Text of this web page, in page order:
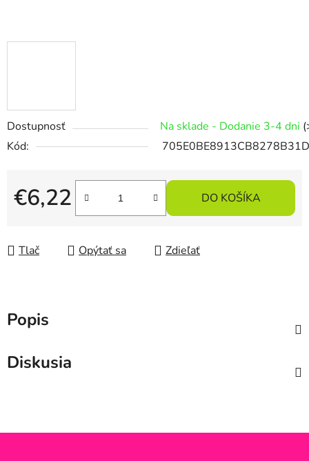
Dostupnosť Na sklade - Dodanie 3-4 dni
Kód:
€6,22
Jednotková cena:
DO KOŠÍKA
Tlač Opýtať sa Zdieľať
Popis
Diskusia